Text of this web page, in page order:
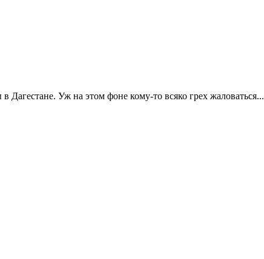
Уж на этом фоне кому-то всяко грех жаловаться...